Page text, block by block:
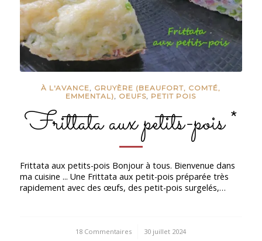
À L'AVANCE, GRUYÈRE (BEAUFORT, COMTÉ,
EMMENTAL), OEUFS, PETIT POIS
Frittata aux petits-pois *
Frittata aux petits-pois Bonjour à tous. Bienvenue dans
ma cuisine ... Une Frittata aux petit-pois préparée très
rapidement avec des œufs, des petit-pois surgelés,…
18 Commentaires
/ 30 juillet 2024